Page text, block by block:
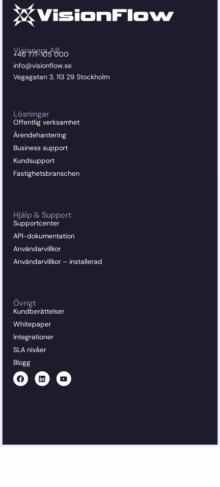
Visionera AB
+46 771-105 000
info@visionflow.se
Vegagatan 3, 113 29 Stockholm
Lösningar
Offentlig verksamhet
Ärendehantering
Business support
Kundsupport
Fastighetsbranschen
Hjälp & Support
Supportcenter
API-dokumentation
Användarvillkor
Användarvillkor – installerad
Övrigt
Kundberättelser
Whitepaper
Integrationer
SLA nivåer
Blogg